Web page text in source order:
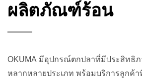
ผลิตภัณฑ์ร้อน
OKUMA มีอุปกรณ์ตกปลาที่มีประสิทธิ
หลากหลายประเภท พร้อมบริการลูกค้